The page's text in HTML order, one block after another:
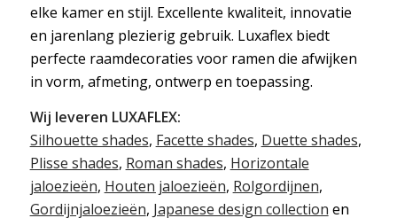
elke kamer en stijl. Excellente kwaliteit, innovatie
en jarenlang plezierig gebruik. Luxaflex biedt
perfecte raamdecoraties voor ramen die afwijken
in vorm, afmeting, ontwerp en toepassing.
Wij leveren LUXAFLEX:
Silhouette shades, Facette shades, Duette shades,
Plisse shades, Roman shades, Horizontale
jaloezieën, Houten jaloezieën, Rolgordijnen,
Gordijnjaloezieën, Japanese design collection en